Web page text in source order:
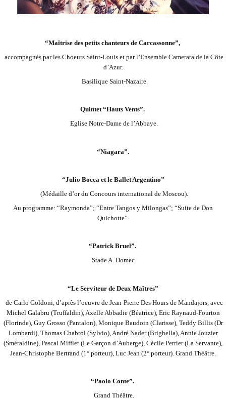
“Maîtrise des petits chanteurs de Carcassonne”,
accompagnés par les Choeurs Saint-Louis et par l’Ensemble Camerata de la Côte
d’Azur.
Basilique Saint-Nazaire.
Quintet “Hauts Vents”.
Eglise Notre-Dame de l’Abbaye.
“Niagara”.
“Julio Bocca et le Ballet Argentino”
(Médaille d’or du Concours international de Moscou).
Au programme: “Raymonda”; “Entre Tangos y Milongas”; “Suite de Don
Quichotte”.
“Patrick Bruel”.
Stade A. Domec.
“Le Serviteur de Deux Maîtres”
de Carlo Goldoni, d’après l’oeuvre de Jean-Pierre Des Hours de Mandajors, avec
Michel Galabru (Truffaldin), Axelle Abbadie (Béatrice), Eric Raynaud-Fourton
(Florinde), GuyGrosso (Pantalon), Monique Baudoin (Clarisse), Teddy Billis (Dr
Lombardi), ThomasChabrol (Sylvio), André Nader (Brighella), Annie Jouzier
(Sméraldine), Pascal Mifflet (Le Garçon d’Auberge), Cécile Perrier (La Servante),
Jean-Christophe Bertrand (1° porteur), Luc Jean (2° porteur). Grand Théâtre.
“Paolo Conte”.
Grand Théâtre.